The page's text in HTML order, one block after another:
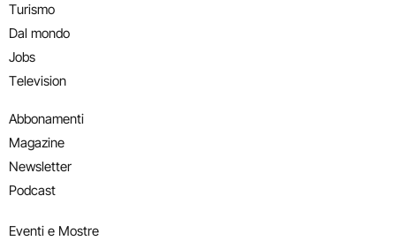
Turismo
Dal mondo
Jobs
Television
Abbonamenti
Magazine
Newsletter
Podcast
Eventi e Mostre